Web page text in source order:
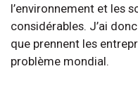
l’environnement et les
considérables. J’ai
que prennent les
problème mondial.